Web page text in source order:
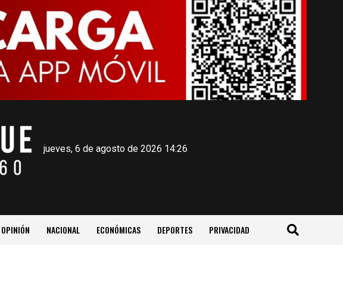
jueves, 6 de agosto de 2026 14:26
OPINIÓN NACIONAL ECONÓMICAS DEPORTES PRIVACIDAD